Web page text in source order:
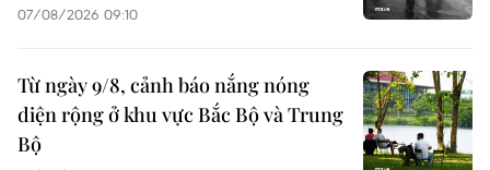
07/08/2026 09:10
Từ ngày 9/8, cảnh báo nắng nóng
diện rộng ở khu vực Bắc Bộ và Trung
Bộ